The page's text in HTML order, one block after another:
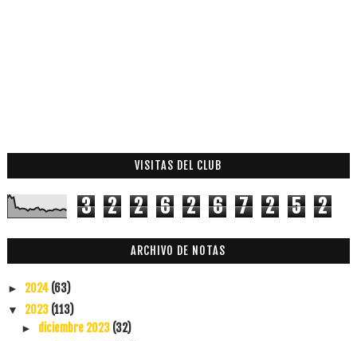
VISITAS DEL CLUB
3 2 2 6 2 6 7 2 5 2
ARCHIVO DE NOTAS
► 2024 (63)
▼ 2023 (113)
► diciembre 2023 (32)